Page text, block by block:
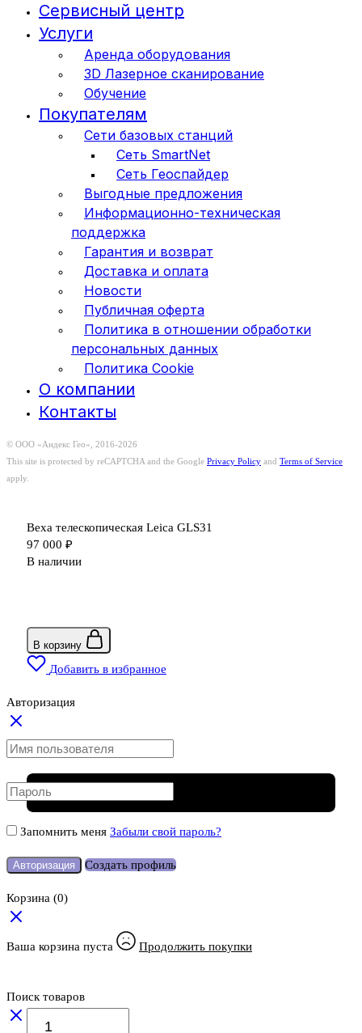
Сервисный центр
Услуги
Аренда оборудования
3D Лазерное сканирование
Обучение
Покупателям
Сети базовых станций
Сеть SmartNet
Сеть Геоспайдер
Выгодные предложения
Информационно-техническая
поддержка
Гарантия и возврат
Доставка и оплата
Новости
Публичная оферта
Политика в отношении обработки
персональных данных
Политика Cookie
О компании
Контакты
© ООО «Андекс Гео», 2016-2026
This site is protected by reCAPTCHA and the Google Privacy Policy and Terms of Service
apply.
Веха телескопическая Leica GLS31
97 000 ₽
В наличии
Количество
товара
В корзину
Добавить в избранное
Авторизация
Запомнить меня Забыли свой пароль?
Авторизация Создать профиль
Корзина (0)
Ваша корзина пуста Продолжить покупки
Поиск товаров